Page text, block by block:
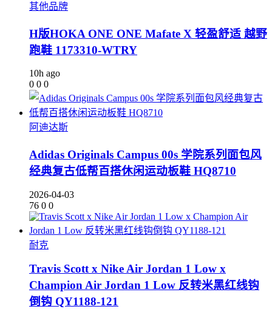
其他品牌
H版HOKA ONE ONE Mafate X 轻盈舒适 越野
跑鞋 1173310-WTRY
10h ago
0 0 0
阿迪达斯
Adidas Originals Campus 00s 学院系列面包风
经典复古低帮百搭休闲运动板鞋 HQ8710
2026-04-03
76 0 0
耐克
Travis Scott x Nike Air Jordan 1 Low x
Champion Air Jordan 1 Low 反转米黑红线钩
倒钩 QY1188-121